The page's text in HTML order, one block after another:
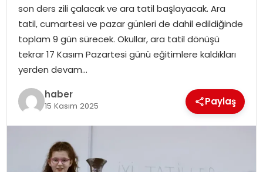
SPOR
EKONOMI
MAGAZIN
TEKNOLOJI
son ders zili çalacak ve ara tatil başlayacak. Ara
tatil, cumartesi ve pazar günleri de dahil edildiğinde
toplam 9 gün sürecek. Okullar, ara tatil dönüşü
tekrar 17 Kasım Pazartesi günü eğitimlere kaldıkları
yerden devam…
haber
15 Kasım 2025 Paylaş